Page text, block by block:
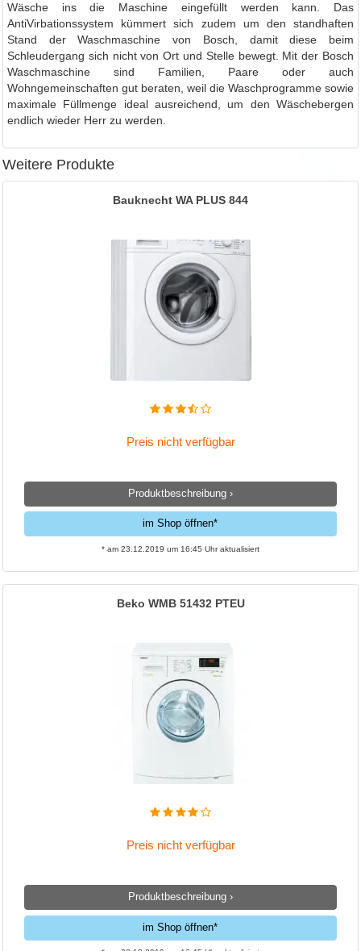
Wäsche ins die Maschine eingefüllt werden kann. Das
AntiVirbationssystem kümmert sich zudem um den standhaften
Stand der Waschmaschine von Bosch, damit diese beim
Schleudergang sich nicht von Ort und Stelle bewegt. Mit der Bosch
Waschmaschine sind Familien, Paare oder auch
Wohngemeinschaften gut beraten, weil die Waschprogramme sowie
maximale Füllmenge ideal ausreichend, um den Wäschebergen
endlich wieder Herr zu werden.
Weitere Produkte
Bauknecht WA PLUS 844
Preis nicht verfügbar
Produktbeschreibung ›
im Shop öffnen*
* am 23.12.2019 um 16:45 Uhr aktualisiert
Beko WMB 51432 PTEU
Preis nicht verfügbar
Produktbeschreibung ›
im Shop öffnen*